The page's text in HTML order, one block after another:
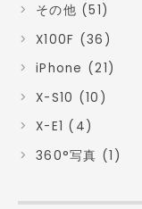
その他 (51)
X100F (36)
iPhone (21)
X-S10 (10)
X-E1 (4)
360°写真 (1)